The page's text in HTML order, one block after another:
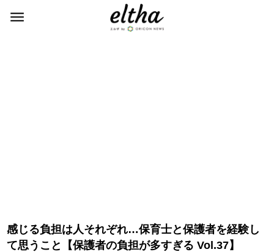
感じる負担は人それぞれ…保育士と保護者を経験し
て思うこと【保護者の負担が多すぎる Vol.37】